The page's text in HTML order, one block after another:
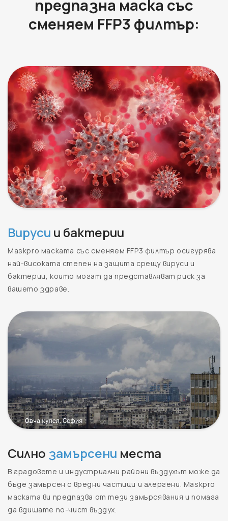
предпазна маска със
сменяем FFP3 филтър:
Вируси и бактерии
Maskpro маската със сменяем FFP3 филтър осигурява
най-високата степен на защита срещу вируси и
бактерии, които могат да представляват риск за
вашето здраве.
Силно замърсени места
В градовете и индустриални райони въздухът може да
бъде замърсен с вредни частици и алергени. Maskpro
маската ви предпазва от тези замърсявания и помага
да вдишате по-чист въздух.